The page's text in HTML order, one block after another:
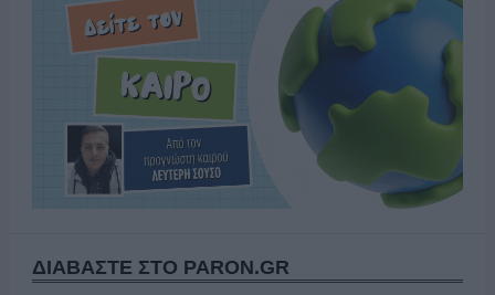
ΔΙΑΒΑΣΤΕ ΣΤΟ PARON.GR